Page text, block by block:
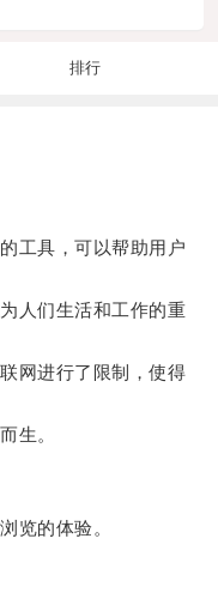
排行
工具，可以帮助用户
人们生活和工作的重
网进行了限制，使得
生。
的体验。